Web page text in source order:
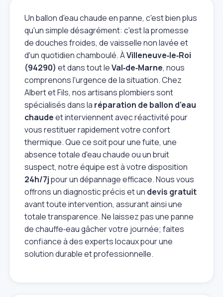
Un ballon d'eau chaude en panne, c'est bien plus
qu'un simple désagrément: c'est la promesse
de douches froides, de vaisselle non lavée et
d'un quotidien chamboulé. ÀVilleneuve‑le‑Roi
(94290) et dans tout leVal‑de‑Marne, nous
comprenons l'urgence de la situation. Chez
Albert et Fils, nos artisans plombiers sont
spécialisés dans la réparation de ballon d'eau
chaudeet interviennent avec réactivité pour
vous restituer rapidement votre confort
thermique. Que ce soit pour une fuite, une
absence totale d'eau chaude ou un bruit
suspect, notre équipe est à votre disposition
24h/7jpour un dépannage efficace. Nous vous
offrons un diagnostic précis et un devis gratuit
avant toute intervention, assurant ainsi une
totale transparence. Ne laissez pas une panne
de chauffe‑eau gâcher votre journée; faites
confiance à des experts locaux pour une
solution durable et professionnelle.